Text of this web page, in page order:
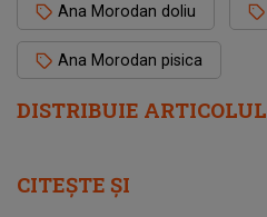
DISTRIBUIE ARTICOLUL
Ana Morodan doliu
Ana Morodan pisica
CITEȘTE ȘI